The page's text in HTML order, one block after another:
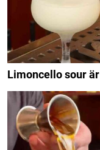
Limoncello sour